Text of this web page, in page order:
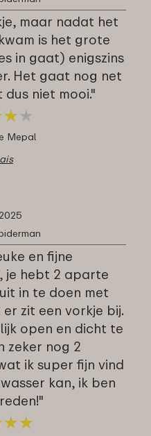
maar nadat het
is het grote
in gaat) enigszins
Het gaat nog net
niet mooi."
★ ★
★ ★
Mepal
en fijne
je hebt 2 aparte
in te doen met
zit een vorkje bij.
open en dicht te
zeker nog 2
ik super fijn vind
kan, ik ben
★★
★★